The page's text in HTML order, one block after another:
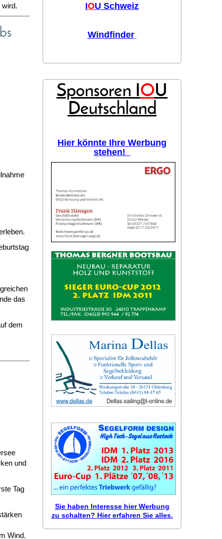
das
dem
und
Tag
Wind.
IOU Schweiz
Windfinder
Sponsoren IOU
Deutschland
Hier könnte Ihre Werbung
stehen!
Sie haben Interesse hier Werbung
zu schalten? Hier erfahren Sie alles.